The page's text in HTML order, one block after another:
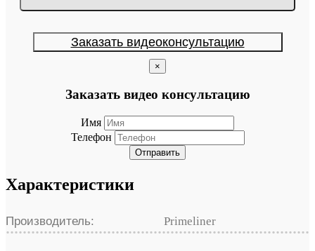
Заказать видеоконсультацию
×
Заказать видео консультацию
Имя
Телефон
Отправить
Характеристики
Производитель: Primeliner